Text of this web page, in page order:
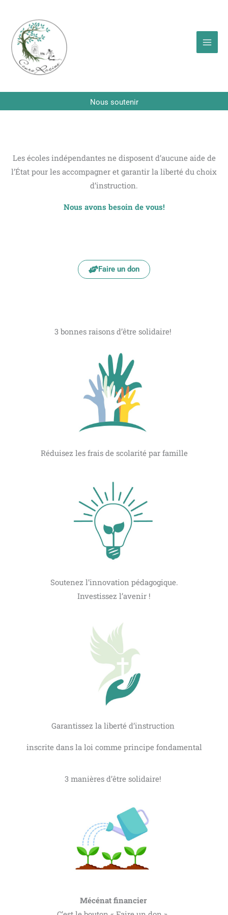
contenu
Nous soutenir
Les écoles indépendantes ne disposent d’aucune aide de
l’État pour les accompagner et garantir la liberté du choix
d’instruction.
Nous avons besoin de vous!
Faire un don
3 bonnes raisons d’être solidaire!
Réduisez les frais de scolarité par famille
Soutenez l’innovation pédagogique.
Investissez l’avenir !
Garantissez la liberté d’instruction
inscrite dans la loi comme principe fondamental
3 manières d’être solidaire!
Mécénat financier